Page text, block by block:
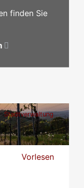
finden Sie
Stadtverwaltung
Vorlesen